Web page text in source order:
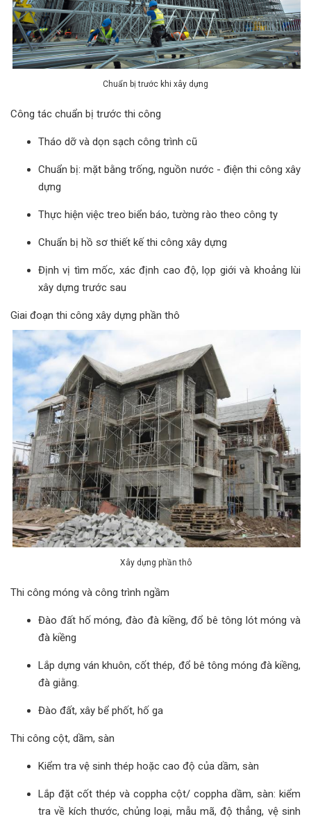
Chuẩn bị trước khi xây dựng
Công tác chuẩn bị trước thi công
Tháo dỡ và dọn sạch công trình cũ
Chuẩn bị: mặt bằng trống, nguồn nước - điện thi công xây
dựng
Thực hiện việc treo biển báo, tường rào theo công ty
Chuẩn bị hồ sơ thiết kế thi công xây dựng
Định vị tìm mốc, xác định cao độ, lọp giới và khoảng lùi
xây dựng trước sau
Giai đoạn thi công xây dựng phần thô
Xây dựng phần thô
Thi công móng và công trình ngầm
Đào đất hố móng, đào đà kiềng, đổ bê tông lót móng và
đà kiềng
Lắp dựng ván khuôn, cốt thép, đổ bê tông móng đà kiềng,
đà giằng.
Đào đất, xây bể phốt, hố ga
Thi công cột, dầm, sàn
Kiểm tra vệ sinh thép hoặc cao độ của dầm, sàn
Lắp đặt cốt thép và coppha cột/ coppha dầm, sàn: kiểm
tra về kích thước, chủng loại, mẫu mã, độ thẳng, vệ sinh